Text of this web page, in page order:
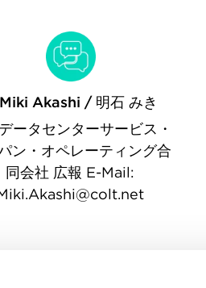
Miki Akashi / 明石 みき
ータセンターサービス・
ン・オペレーティング合
同会社 広報 E-Mail: